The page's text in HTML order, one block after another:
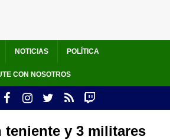
NOTICIAS POLÍTICA
CON NOSOTROS
teniente y 3 militares